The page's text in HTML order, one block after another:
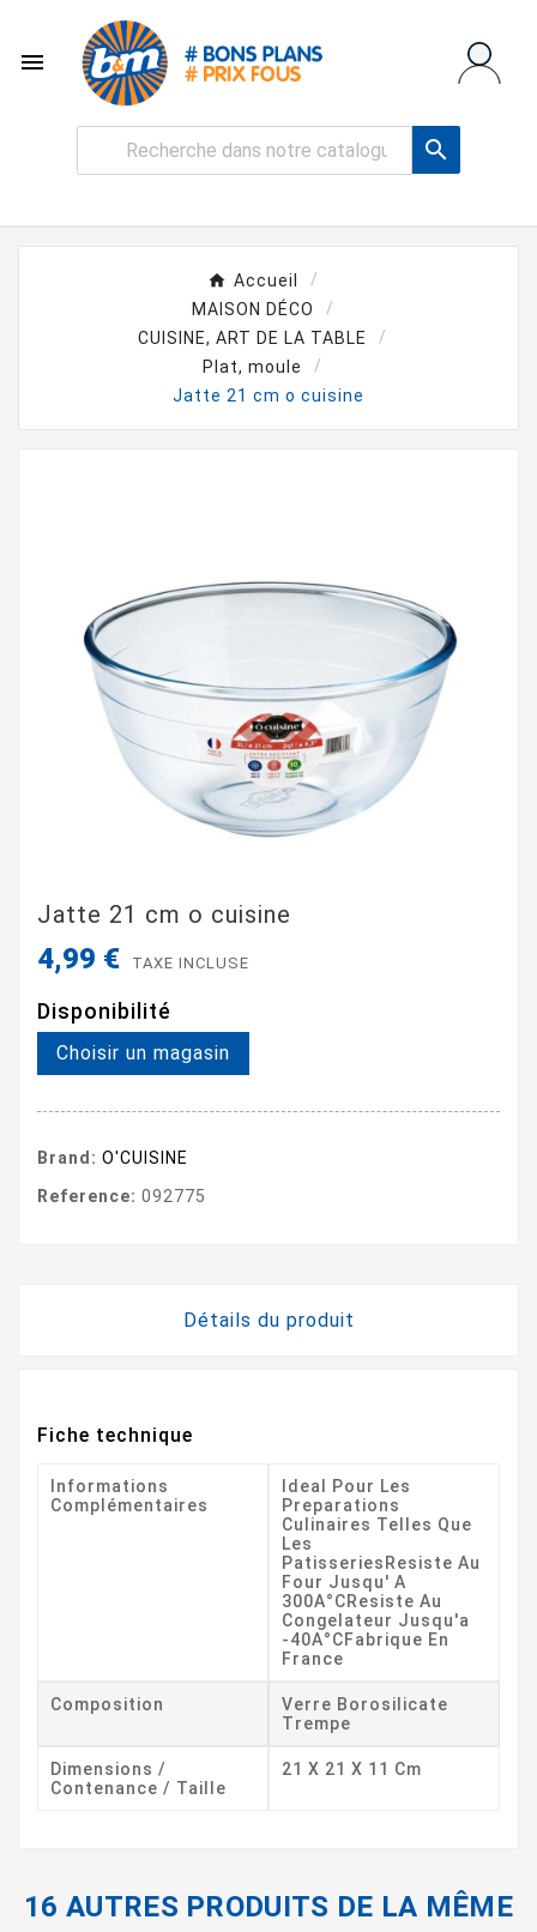


Accueil
MAISON DÉCO
CUISINE, ART DE LA TABLE
Plat, moule
Jatte 21 cm o cuisine
Jatte 21 cm o cuisine
4,99 € TAXE INCLUSE
Disponibilité
Choisir un magasin
Brand: O'CUISINE
Reference: 092775
Détails du produit
Fiche technique
Informations
Complémentaires
Ideal Pour Les
Preparations
Culinaires Telles Que
Les
PatisseriesResiste Au
Four Jusqu' A
300A°CResiste Au
Congelateur Jusqu'a
-40A°CFabrique En
France
Composition
Verre Borosilicate
Trempe
Dimensions /
Contenance / Taille
21 X 21 X 11 Cm
16 AUTRES PRODUITS DE LA MÊME